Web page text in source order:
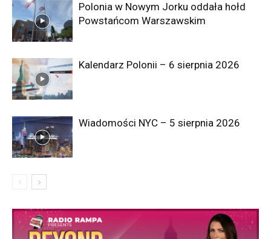
Polonia w Nowym Jorku oddała hołd
Powstańcom Warszawskim
Kalendarz Polonii – 6 sierpnia 2026
Wiadomości NYC – 5 sierpnia 2026